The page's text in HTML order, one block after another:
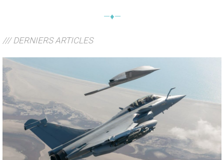
—♦—
/// DERNIERS ARTICLES